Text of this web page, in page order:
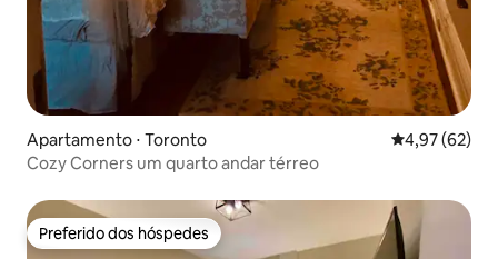
Apartamento ⋅ Toronto 4,97 de uma
4,97 (62)
Cozy Corners um quarto andar térreo
Preferido dos hóspedes
Preferido dos hóspedes